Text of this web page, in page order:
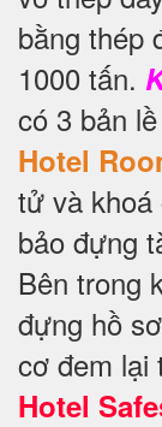
bằng thép
1000 tấn.
có 3 bản
Hotel
tử và khoá
bảo đựng
Bên trong
đựng hồ
cơ đem lại
Hotel